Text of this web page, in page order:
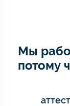
Мы
потому